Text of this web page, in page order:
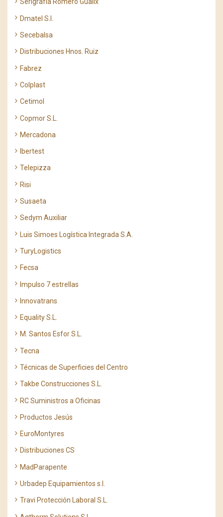
Serigrafía Romero Gualix
Dmatel S.l.
Secebalsa
Distribuciones Hnos. Ruiz
Fabrez
Colplast
Cetimol
Copmor S.L.
Mercadona
Ibertest
Telepizza
Risi
Susaeta
Sedym Auxiliar
Luis Simoes Logística Integrada S.A.
TuryLogistics
Fecsa
Impulso 7 estrellas
Innovatrans
Equality S.L.
M. Santos Esfor S.L.
Tecna
Técnicas de Superficies del Centro
Takbe Construcciones S.L.
RC Suministros a Oficinas
Productos Jesús
EuroMontyres
Distribuciones CS
MadParapente
Urbadep Equipamientos s.l.
Travi Protección Laboral S.L.